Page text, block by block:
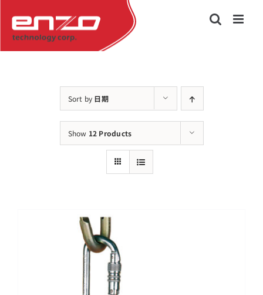
content
Sort by 日期
Show 12 Products